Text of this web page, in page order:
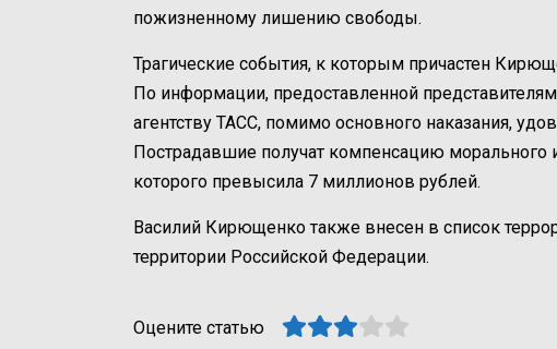
пожизненному лишению свободы.
Трагические события, к которым причастен
По информации, предоставленной
агентству ТАСС, помимо основного наказания,
Пострадавшие получат компенсацию морального
которого превысила 7 миллионов рублей.
Василий Кирющенко также внесен в список
территории Российской Федерации.
Оцените статью